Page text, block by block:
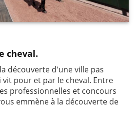
cheval.
découverte d'une ville pas
pour et par le cheval. Entre
professionnelles et concours
emmène à la découverte de